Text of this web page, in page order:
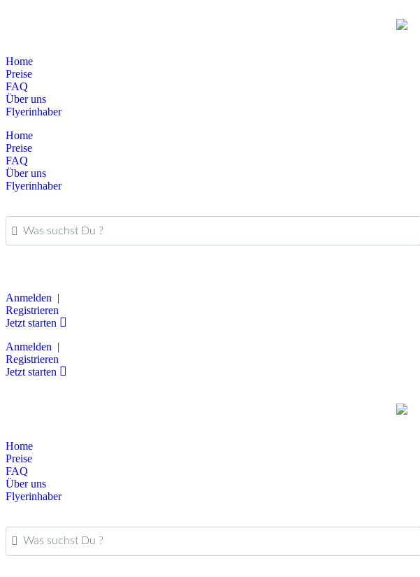
Home
Preise
FAQ
Über uns
Flyerinhaber
Home
Preise
FAQ
Über uns
Flyerinhaber
Was suchst Du ?
Anmelden |
Registrieren
Jetzt starten
Anmelden |
Registrieren
Jetzt starten
Home
Preise
FAQ
Über uns
Flyerinhaber
Was suchst Du ?